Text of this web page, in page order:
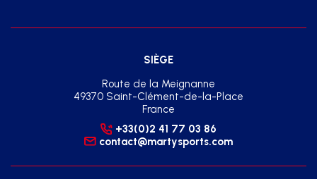
SIÈGE
Route de la Meignanne
49370 Saint-Clément-de-la-Place
France
+33(0)2 41 77 03 86
contact@martysports.com